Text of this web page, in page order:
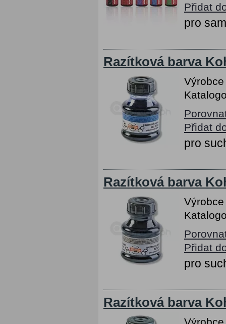
Přidat
pro
Razítková barva
Přidat
pro
Razítková barva
Přidat
pro
Razítková barva